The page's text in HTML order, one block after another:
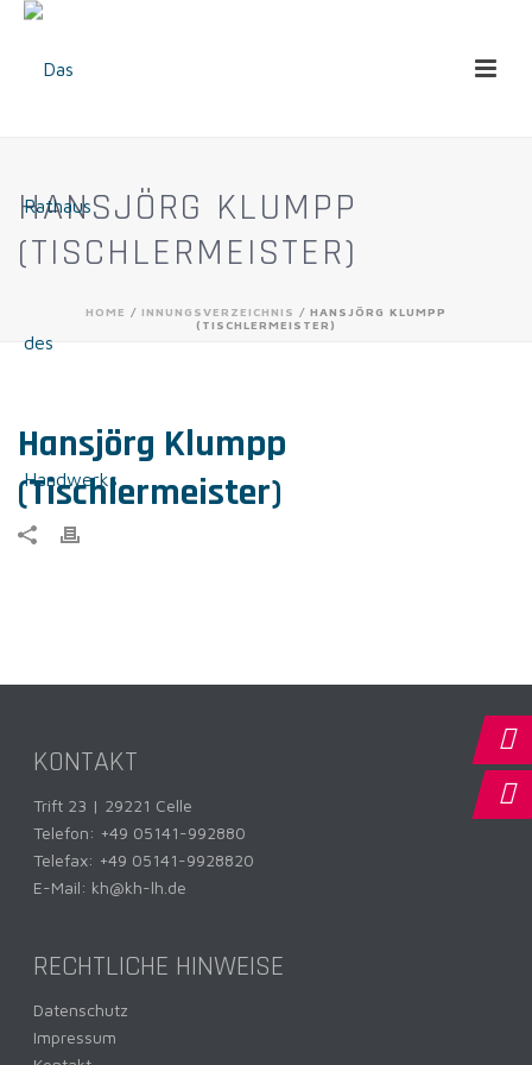
HANSJÖRG KLUMPP
(TISCHLERMEISTER)
HOME / INNUNGSVERZEICHNIS / HANSJÖRG KLUMPP
(TISCHLERMEISTER)
Hansjörg Klumpp
(Tischlermeister)
KONTAKT
Trift 23 | 29221 Celle
Telefon: +49 05141-992880
Telefax: +49 05141-9928820
E-Mail: kh@kh-lh.de
RECHTLICHE HINWEISE
Datenschutz
Impressum